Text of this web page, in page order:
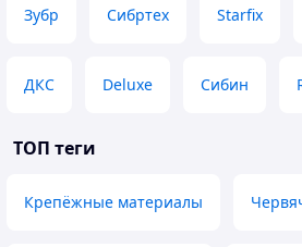
Зубр Сибртех Starfix
ДКС Deluxe Сибин
ТОП теги
Крепёжные материалы